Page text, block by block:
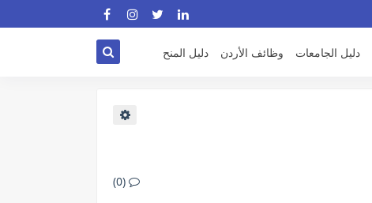
دليل الجامعات وظائف الأردن دليل المنح
(0)